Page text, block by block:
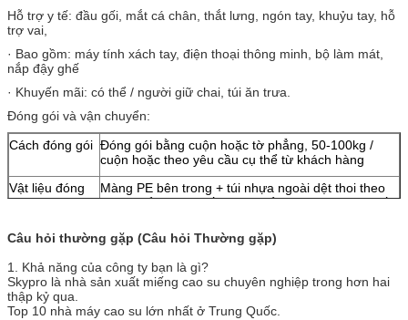
Hỗ trợ y tế: đầu gối, mắt cá chân, thắt lưng, ngón tay, khuỷu tay, hỗ
trợ vai,
· Bao gồm: máy tính xách tay, điện thoại thông minh, bộ làm mát,
nắp đậy ghế
· Khuyến mãi: có thể / người giữ chai, túi ăn trưa.
Đóng gói và vận chuyển:
Cách đóng gói Đóng gói bằng cuộn hoặc tờ phẳng, 50-100kg /
cuộn hoặc theo yêu cầu cụ thể từ khách hàng
Vật liệu đóng
gói
Màng PE bên trong + túi nhựa ngoài dệt thoi theo
tiêu chuẩn, được xếp pallet để gia cường thêm nếu
Dấu hiệu vận
chuyển
Đóng gói trung tính với dấu in.
Thời gian giao
hàng
15 ngày kể từ ngày nhận được PO và khoản thanh
Câu hỏi thường gặp (Câu hỏi Thường gặp)
1. Khả năng của công ty bạn là gì?
Skypro là nhà sản xuất miếng cao su chuyên nghiệp trong hơn hai
thập kỷ qua.
Top 10 nhà máy cao su lớn nhất ở Trung Quốc.